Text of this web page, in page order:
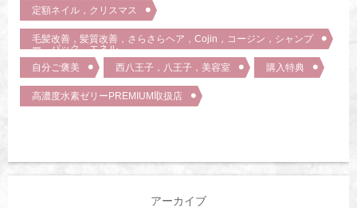
定額ネイル，クリスマス
毛髪改善，髪質改善，さらさらヘア，Cojin，コージン，シャンプ
ー，パック，エネル，
自分ご褒美
西八王子，八王子，美容室 購入特典
高濃度水素ゼリーPREMIUM取扱店
アーカイブ